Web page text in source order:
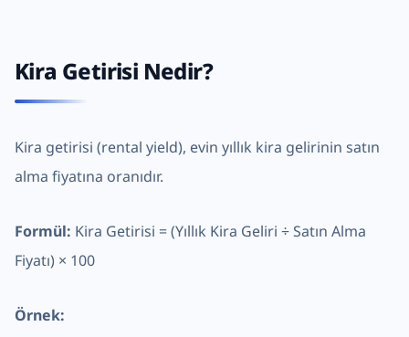
Kira Getirisi Nedir?
Kira getirisi (rental yield), evin yıllık kira gelirinin satın
alma fiyatına oranıdır.
Formül: Kira Getirisi = (Yıllık Kira Geliri ÷ Satın Alma
Fiyatı) × 100
Örnek: